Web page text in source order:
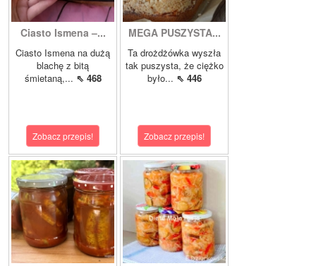
Ciasto Ismena –...
Ciasto Ismena na dużą
blachę z bitą
śmietaną,... ⇖ 468
Zobacz przepis!
MEGA PUSZYSTA...
Ta drożdżówka wyszła
tak puszysta, że ciężko
było... ⇖ 446
Zobacz przepis!